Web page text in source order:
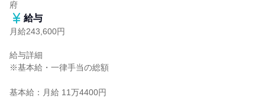
府
給与
月給243,600円
給与詳細
※基本給・一律手当の総額
基本給：月給 11万4400円